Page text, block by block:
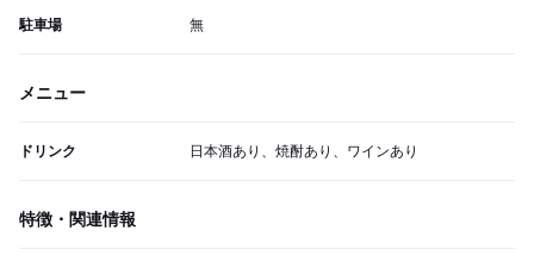
駐車場 無
メニュー
ドリンク 日本酒あり、焼酎あり、ワインあり
特徴・関連情報